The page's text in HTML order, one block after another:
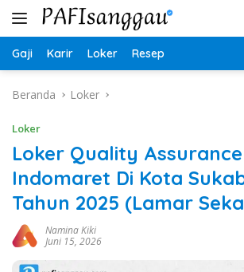
Langsung
Gaji Karir Loker Resep
Beranda Loker
Loker
Loker Quality Assurance
Indomaret Di Kota
Tahun 2025 (Lamar
Namina Kiki
Juni 15, 2026